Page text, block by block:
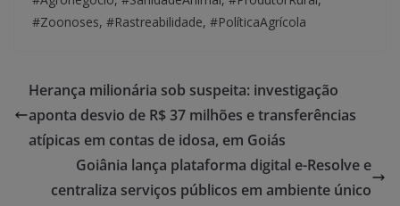
#Zoonoses, #Rastreabilidade, #PolíticaAgrícola
Herança milionária sob suspeita: investigação
aponta desvio de R$ 37 milhões e transferências
atípicas em contas de idosa, em Goiás
Goiânia lança plataforma digital e-Resolve e
centraliza serviços públicos em ambiente único